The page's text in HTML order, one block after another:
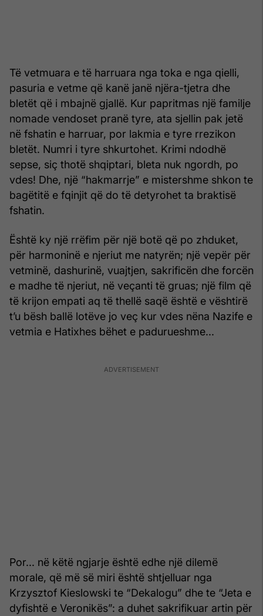
Të vetmuara e të harruara nga toka e nga qielli,
pasuria e vetme që kanë janë njëra-tjetra dhe
bletët që i mbajnë gjallë. Kur papritmas një familje
nomade vendoset pranë tyre, ata sjellin pak jetë
në fshatin e harruar, por lakmia e tyre rrezikon
bletët. Numri i tyre shkurtohet. Krimi ndodhë
sepse, siç thotë shqiptari, bleta nuk ngordh, po
vdes! Dhe, një “hakmarrje” e mistershme shkon te
bagëtitë e fqinjit që do të detyrohet ta braktisë
fshatin.
Është ky një rrëfim për një botë që po zhduket,
për harmoninë e njeriut me natyrën; një vepër për
vetminë, dashurinë, vuajtjen, sakrificën dhe forcën
e madhe të njeriut, në veçanti të gruas; një film që
të krijon empati aq të thellë saqë është e vështirë
t’u bësh ballë lotëve jo veç kur vdes nëna Nazife e
vetmia e Hatixhes bëhet e padurueshme...
Por... në këtë ngjarje është edhe një dilemë
morale, që më së miri është shtjelluar nga
Krzysztof Kieslowski te “Dekalogu” dhe te “Jeta e
dyfishtë e Veronikës”: a duhet sakrifikuar artin për